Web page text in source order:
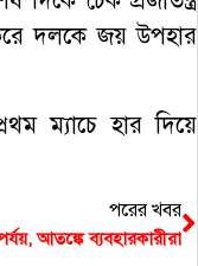
দলকে জয় উপহার
ম্যাচে হার দিয়ে
পরের খবর
আতঙ্কে ব্যবহারকারীরা